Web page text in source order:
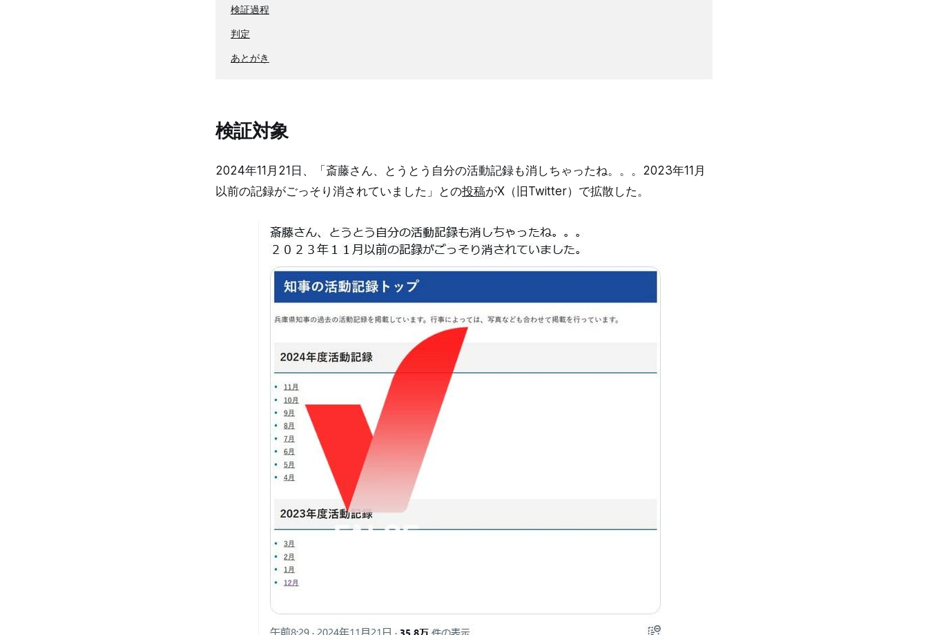
検証過程
判定
あとがき
検証対象
2024年11月21日、「斎藤さん、とうとう自分の活動記録も消しちゃったね。。。2023年11月
以前の記録がごっそり消されていました」との投稿がX（旧Twitter）で拡散した。